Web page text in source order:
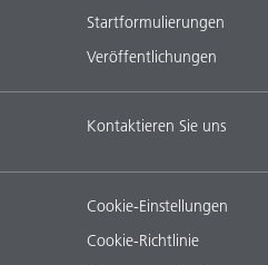
Startformulierungen
Veröffentlichungen
Kontaktieren Sie uns
Cookie-Einstellungen
Cookie-Richtlinie